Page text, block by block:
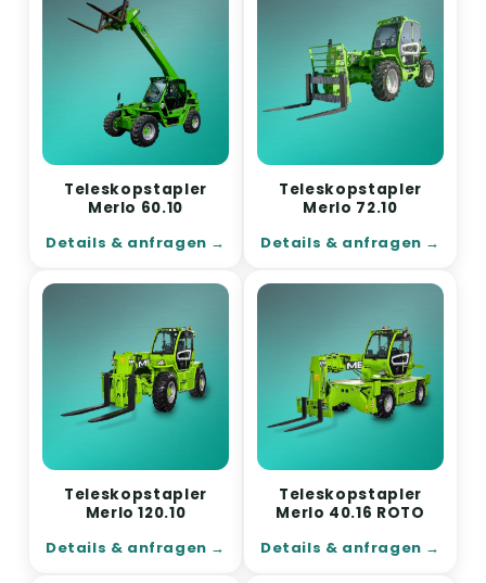
Teleskopstapler
Merlo 60.10
Details & anfragen
Teleskopstapler
Merlo 72.10
Details & anfragen
Teleskopstapler
Merlo 120.10
Details & anfragen
Teleskopstapler
Merlo 40.16 ROTO
Details & anfragen